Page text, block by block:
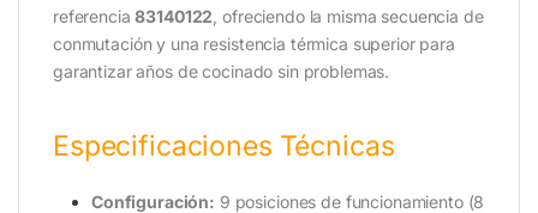
referencia83140122 , ofreciendo la misma secuencia de
conmutación y una resistencia térmica superior para
garantizar años de cocinado sin problemas.
Especificaciones Técnicas
Configuración: 9 posiciones de funcionamiento (8